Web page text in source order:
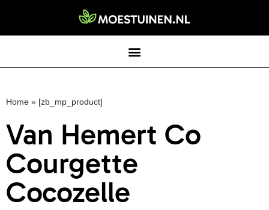
Home » [zb_mp_product]
Van Hemert Co
Courgette
Cocozelle